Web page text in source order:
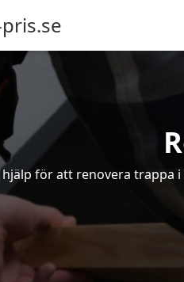
för att renovera trappa